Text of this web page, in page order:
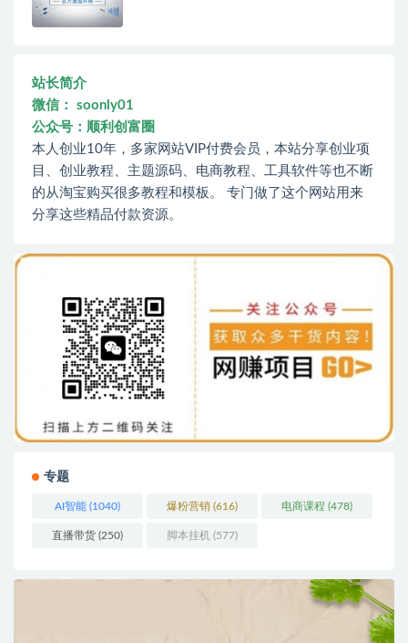
站长简介
微信： soonly01
公众号：顺利创富圈
本人创业10年，多家网站VIP付费会员，本站分享创业项
目、创业教程、主题源码、电商教程、工具软件等也不断
的从淘宝购买很多教程和模板。 专门做了这个网站用来
分享这些精品付款资源。
专题
AI智能 (1040) 爆粉营销 (616) 电商课程 (478)
直播带货 (250) 脚本挂机 (577)